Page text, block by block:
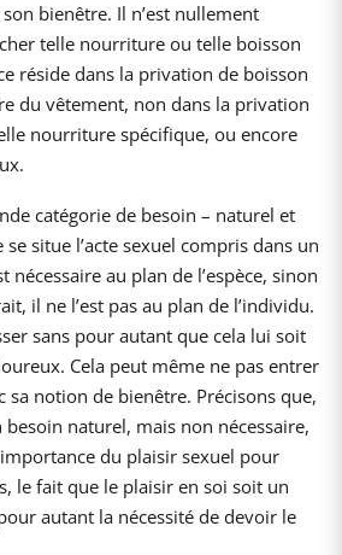
bienêtre. Il n’est nullement
telle nourriture ou telle boisson
réside dans la privation de boisson
du vêtement, non dans la privation
nourriture spécifique, ou encore
catégorie de besoin – naturel et
situe l’acte sexuel compris dans un
nécessaire au plan de l’espèce, sinon
il ne l’est pas au plan de l’individu.
sans pour autant que cela lui soit
Cela peut même ne pas entrer
sa notion de bienêtre. Précisons que,
besoin naturel, mais non nécessaire,
du plaisir sexuel pour
le fait que le plaisir en soi soit un
autant la nécessité de devoir le